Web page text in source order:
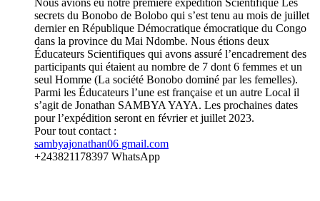
Nous avions eu notre première expédition Scientifique Les
secrets du Bonobo de Bolobo qui s’est tenu au mois de juillet
dernier en République Démocratique émocratique du Congo
dans la province du Mai Ndombe. Nous étions deux
Éducateurs Scientifiques qui avons assuré l’encadrement des
participants qui étaient au nombre de 7 dont 6 femmes et un
seul Homme (La société Bonobo dominé par les femelles).
Parmi les Éducateurs l’une est française et un autre Local il
s’agit de Jonathan SAMBYA YAYA. Les prochaines dates
pour l’expédition seront en février et juillet 2023.
Pour tout contact :
sambyajonathan06 gmail.com
+243821178397 WhatsApp